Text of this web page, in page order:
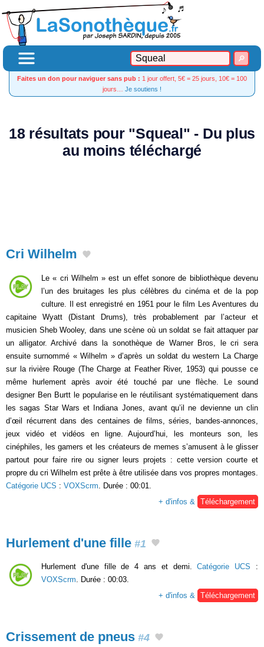
Faites un don pour naviguer sans pub : 1 jour offert, 5€ = 25 jours, 10€ = 100
jours… Je soutiens !
18 résultats pour "Squeal" - Du plus
au moins téléchargé
Cri Wilhelm
Le « cri Wilhelm » est un effet sonore de bibliothèque devenu
l’un des bruitages les plus célèbres du cinéma et de la pop
culture. Il est enregistré en 1951 pour le film Les Aventures du
capitaine Wyatt (Distant Drums), très probablement par l’acteur et
musicien Sheb Wooley, dans une scène où un soldat se fait attaquer par
un alligator. Archivé dans la sonothèque de Warner Bros, le cri sera
ensuite surnommé « Wilhelm » d’après un soldat du western La Charge
sur la rivière Rouge (The Charge at Feather River, 1953) qui pousse ce
même hurlement après avoir été touché par une flèche. Le sound
designer Ben Burtt le popularise en le réutilisant systématiquement dans
les sagas Star Wars et Indiana Jones, avant qu’il ne devienne un clin
d’œil récurrent dans des centaines de films, séries, bandes-annonces,
jeux vidéo et vidéos en ligne. Aujourd’hui, les monteurs son, les
cinéphiles, les gamers et les créateurs de memes s’amusent à le glisser
partout pour faire rire ou signer leurs projets : cette version courte et
propre du cri Wilhelm est prête à être utilisée dans vos propres montages.
Catégorie UCS : VOXScrm . Durée : 00:01.
+ d'infos &
Téléchargement
Hurlement d'une fille #1
Hurlement d'une fille de 4 ans et demi.Catégorie UCS :
VOXScrm. Durée : 00:03.
+ d'infos & Téléchargement
Crissement de pneus #4